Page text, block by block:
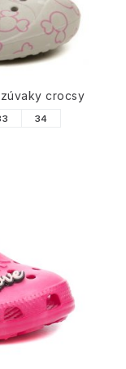
crocsy
34